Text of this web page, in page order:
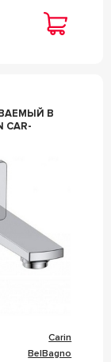
В
Carin
BelBagno